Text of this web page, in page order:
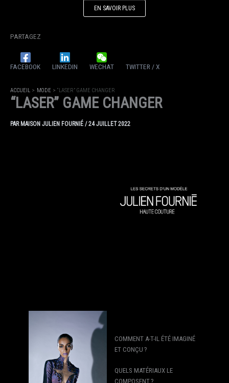
EN SAVOIR PLUS
PARTAGEZ
FACEBOOK LINKEDIN WECHAT TWITTER / X
ACCUEIL MODE “LASER” GAME CHANGER
“LASER” GAME CHANGER
PAR MAISON JULIEN FOURNIÉ /24 JUILLET 2022
COMMENT A-T-IL ÉTÉ IMAGINÉ
ET CONÇU ?
QUELS MATÉRIAUX LE
COMPOSENT ?